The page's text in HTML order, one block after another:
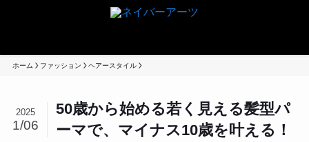
ホーム ファッション ヘアースタイル
50歳から始める若く見える髪型パ
ーマで、マイナス10歳を叶える！
2025
1/06